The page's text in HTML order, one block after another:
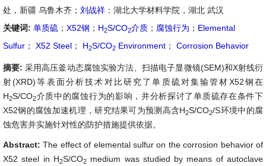
处，新疆 乌鲁木齐； 刘战祥 ：湖北大学材料学院，湖北 武汉
关键词: 单质硫 ； X52钢 ； H2S/CO2介质 ； 腐蚀行为 ； Elemental
Sulfur ； X52 Steel ； H2S/CO2 Environment ； Corrosion Behavior
摘要:采用高压釜动态腐蚀实验方法、扫描电子显微镜(SEM)和X射线衍
射(XRD)等表面分析技术对比研究了单质硫对集输管材X52钢在
H2S/CO2介质中的腐蚀行为的影响，并分析探讨了单质硫存在条件下
X52钢的腐蚀加速机理，研究结果可为预测高含H2S/CO2/S环境中的腐
蚀危害并实施针对性的防护措施提供依据。
Abstract:The effect of elemental sulfur on the corrosion behavior of
X52 steel in H2S/CO2medium was studied by means of autoclave